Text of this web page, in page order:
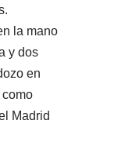
la mano
y dos
en
Madrid